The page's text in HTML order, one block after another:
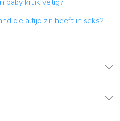
baby kruik veilig?
die altijd zin heeft in seks?